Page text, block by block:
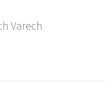
Varech